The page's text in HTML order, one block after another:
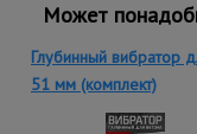
Может
Глубинный вибратор
51 мм (комплект)